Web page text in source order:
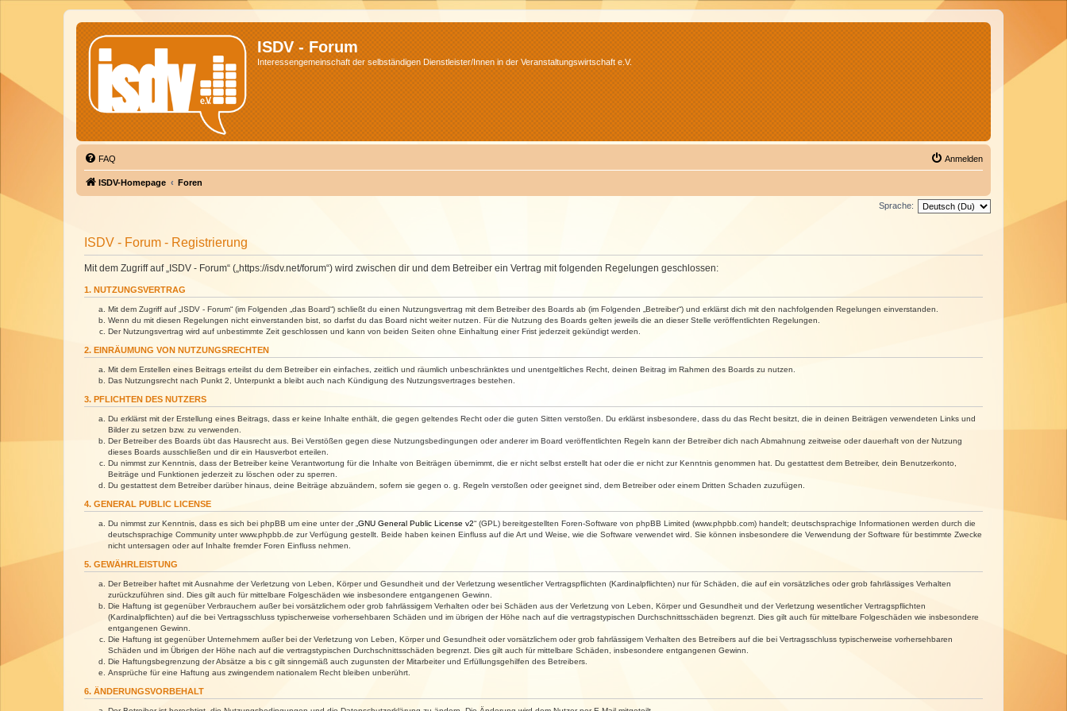
ISDV - Forum
Interessengemeinschaft der selbständigen Dienstleister/Innen in der Veranstaltungswirtschaft e.V.
FAQ Anmelden
ISDV-Homepage Foren
Sprache:
ISDV - Forum - Registrierung
Mit dem Zugriff auf „ISDV - Forum“ („https://isdv.net/forum“) wird zwischen dir und dem Betreiber ein Vertrag mit folgenden Regelungen geschlossen:
1. NUTZUNGSVERTRAG
Mit dem Zugriff auf „ISDV - Forum“ (im Folgenden „das Board“) schließt du einen Nutzungsvertrag mit dem Betreiber des Boards ab (im Folgenden „Betreiber“) und erklärst dich mit den nachfolgenden Regelungen einverstanden.
Wenn du mit diesen Regelungen nicht einverstanden bist, so darfst du das Board nicht weiter nutzen. Für die Nutzung des Boards gelten jeweils die an dieser Stelle veröffentlichten Regelungen.
Der Nutzungsvertrag wird auf unbestimmte Zeit geschlossen und kann von beiden Seiten ohne Einhaltung einer Frist jederzeit gekündigt werden.
2. EINRÄUMUNG VON NUTZUNGSRECHTEN
Mit dem Erstellen eines Beitrags erteilst du dem Betreiber ein einfaches, zeitlich und räumlich unbeschränktes und unentgeltliches Recht, deinen Beitrag im Rahmen des Boards zu nutzen.
Das Nutzungsrecht nach Punkt 2, Unterpunkt a bleibt auch nach Kündigung des Nutzungsvertrages bestehen.
3. PFLICHTEN DES NUTZERS
Du erklärst mit der Erstellung eines Beitrags, dass er keine Inhalte enthält, die gegen geltendes Recht oder die guten Sitten verstoßen. Du erklärst insbesondere, dass du das Recht besitzt, die in deinen Beiträgen verwendeten Links und
Bilder zu setzen bzw. zu verwenden.
Der Betreiber des Boards übt das Hausrecht aus. Bei Verstößen gegen diese Nutzungsbedingungen oder anderer im Board veröffentlichten Regeln kann der Betreiber dich nach Abmahnung zeitweise oder dauerhaft von der Nutzung
dieses Boards ausschließen und dir ein Hausverbot erteilen.
Du nimmst zur Kenntnis, dass der Betreiber keine Verantwortung für die Inhalte von Beiträgen übernimmt, die er nicht selbst erstellt hat oder die er nicht zur Kenntnis genommen hat. Du gestattest dem Betreiber, dein Benutzerkonto,
Beiträge und Funktionen jederzeit zu löschen oder zu sperren.
Du gestattest dem Betreiber darüber hinaus, deine Beiträge abzuändern, sofern sie gegen o. g. Regeln verstoßen oder geeignet sind, dem Betreiber oder einem Dritten Schaden zuzufügen.
4. GENERAL PUBLIC LICENSE
Du nimmst zur Kenntnis, dass es sich bei phpBB um eine unter der „ GNU General Public License v2“ (GPL) bereitgestellten Foren-Software von phpBB Limited (www.phpbb.com) handelt; deutschsprachige Informationen werden durch die
deutschsprachige Community unter www.phpbb.de zur Verfügung gestellt. Beide haben keinen Einfluss auf die Art und Weise, wie die Software verwendet wird. Sie können insbesondere die Verwendung der Software für bestimmte Zwecke
nicht untersagen oder auf Inhalte fremder Foren Einfluss nehmen.
5. GEWÄHRLEISTUNG
Der Betreiber haftet mit Ausnahme der Verletzung von Leben, Körper und Gesundheit und der Verletzung wesentlicher Vertragspflichten (Kardinalpflichten) nur für Schäden, die auf ein vorsätzliches oder grob fahrlässiges Verhalten
zurückzuführen sind. Dies gilt auch für mittelbare Folgeschäden wie insbesondere entgangenen Gewinn.
Die Haftung ist gegenüber Verbrauchern außer bei vorsätzlichem oder grob fahrlässigem Verhalten oder bei Schäden aus der Verletzung von Leben, Körper und Gesundheit und der Verletzung wesentlicher Vertragspflichten
(Kardinalpflichten) auf die bei Vertragsschluss typischerweise vorhersehbaren Schäden und im übrigen der Höhe nach auf die vertragstypischen Durchschnittsschäden begrenzt. Dies gilt auch für mittelbare Folgeschäden wie insbesondere
entgangenen Gewinn.
Die Haftung ist gegenüber Unternehmern außer bei der Verletzung von Leben, Körper und Gesundheit oder vorsätzlichem oder grob fahrlässigem Verhalten des Betreibers auf die bei Vertragsschluss typischerweise vorhersehbaren
Schäden und im Übrigen der Höhe nach auf die vertragstypischen Durchschnittsschäden begrenzt. Dies gilt auch für mittelbare Schäden, insbesondere entgangenen Gewinn.
Die Haftungsbegrenzung der Absätze a bis c gilt sinngemäß auch zugunsten der Mitarbeiter und Erfüllungsgehilfen des Betreibers.
Ansprüche für eine Haftung aus zwingendem nationalem Recht bleiben unberührt.
6. ÄNDERUNGSVORBEHALT